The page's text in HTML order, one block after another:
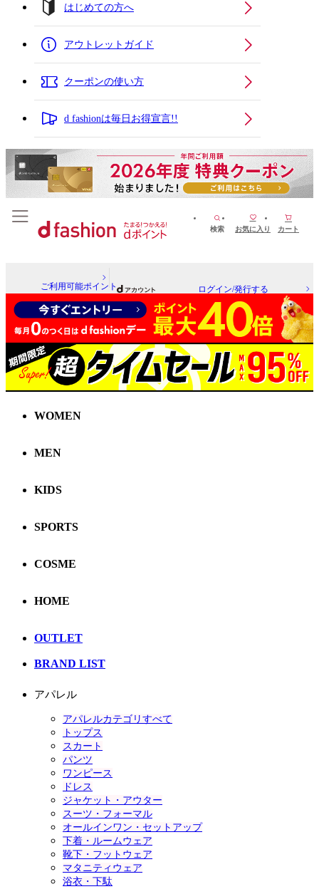
はじめての方へ
アウトレットガイド
クーポンの使い方
d fashionは毎日お得宣言!!
検索 お気に入り カート
ご利用可能ポイント ログイン/発行する
WOMEN
MEN
KIDS
SPORTS
COSME
HOME
OUTLET
BRAND LIST
アパレル
アパレルカテゴリすべて
トップス
スカート
パンツ
ワンピース
ドレス
ジャケット・アウター
スーツ・フォーマル
オールインワン・セットアップ
下着・ルームウェア
靴下・フットウェア
マタニティウェア
浴衣・下駄